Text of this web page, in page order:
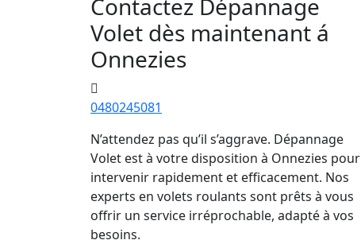
Contactez Dépannage
Volet dès maintenant á
Onnezies
0480245081
N’attendez pas qu’il s’aggrave. Dépannage
Volet est à votre disposition à Onnezies pour
intervenir rapidement et efficacement. Nos
experts en volets roulants sont prêts à vous
offrir un service irréprochable, adapté à vos
besoins.